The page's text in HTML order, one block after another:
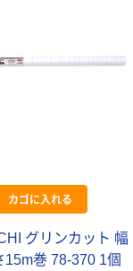
カゴに入れる
グリンカット 幅
15m巻 78-370 1個